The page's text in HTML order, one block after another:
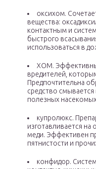
оксихом.
вещества:
контактным и
быстрого
использоваться в
ХОМ.
вредителей,
Предпочтительна
средство
полезных
купролюкс.
изготавливается
меди. Эффективен
пятнистости и
конфидор.